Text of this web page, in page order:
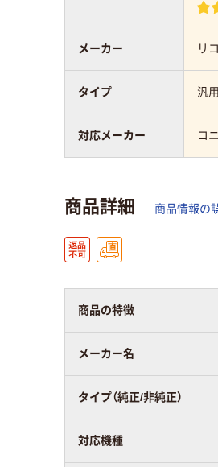
メーカー リ
タイプ 汎用
対応メーカー コ
商品詳細 商品情報の
商品の特徴
メーカー名
タイプ（純正/非純正）
対応機種